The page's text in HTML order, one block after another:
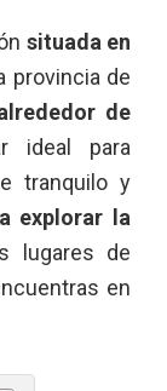
situada en
provincia de
de
ideal para
tranquilo y
explorar la
lugares de
en